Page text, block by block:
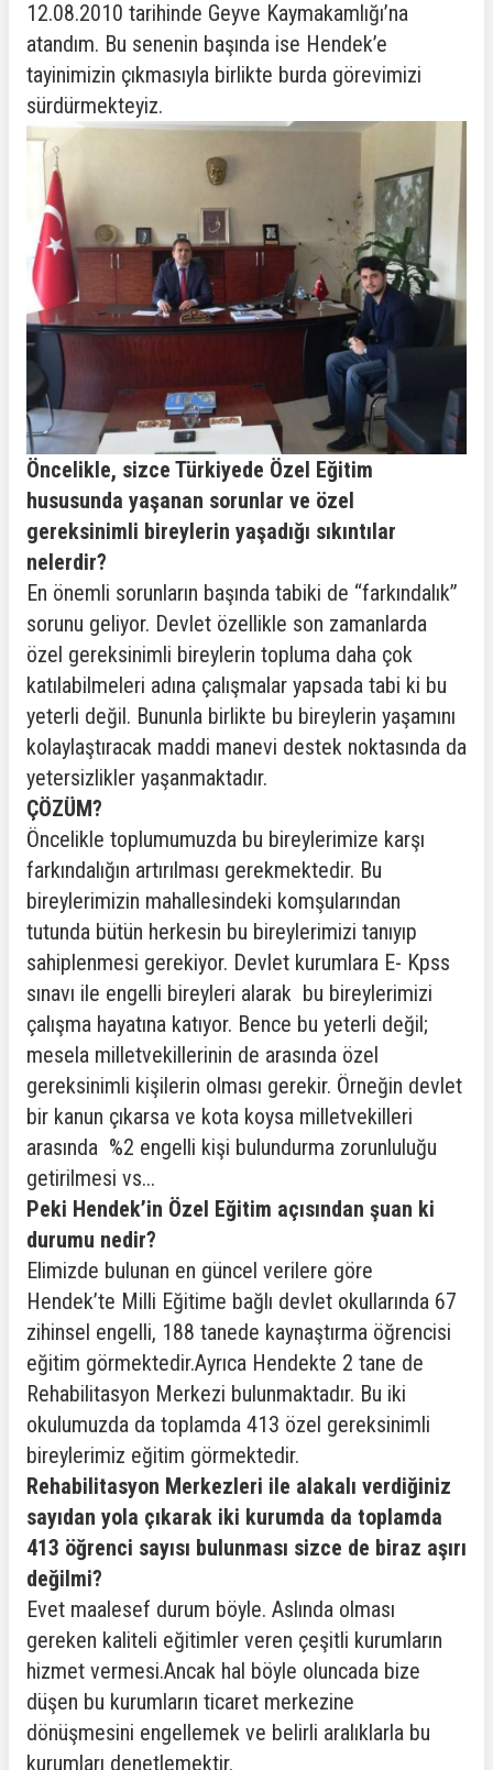
12.08.2010 tarihinde Geyve Kaymakamlığı’na
atandım. Bu senenin başında ise Hendek’e
tayinimizin çıkmasıyla birlikte burda görevimizi
sürdürmekteyiz.
Öncelikle, sizce Türkiyede Özel Eğitim
hususunda yaşanan sorunlar ve özel
gereksinimli bireylerin yaşadığı sıkıntılar
nelerdir?
En önemli sorunların başında tabiki de “farkındalık”
sorunu geliyor. Devlet özellikle son zamanlarda
özel gereksinimli bireylerin topluma daha çok
katılabilmeleri adına çalışmalar yapsada tabi ki bu
yeterli değil. Bununla birlikte bu bireylerin yaşamını
kolaylaştıracak maddi manevi destek noktasında da
yetersizlikler yaşanmaktadır.
ÇÖZÜM?
Öncelikle toplumumuzda bu bireylerimize karşı
farkındalığın artırılması gerekmektedir. Bu
bireylerimizin mahallesindeki komşularından
tutunda bütün herkesin bu bireylerimizi tanıyıp
sahiplenmesi gerekiyor. Devlet kurumlara E- Kpss
sınavı ile engelli bireyleri alarak bu bireylerimizi
çalışma hayatına katıyor. Bence bu yeterli değil;
mesela milletvekillerinin de arasında özel
gereksinimli kişilerin olması gerekir. Örneğin devlet
bir kanun çıkarsa ve kota koysa milletvekilleri
arasında %2 engelli kişi bulundurma zorunluluğu
getirilmesi vs...
Peki Hendek’in Özel Eğitim açısından şuan ki
durumu nedir?
Elimizde bulunan en güncel verilere göre
Hendek’te Milli Eğitime bağlı devlet okullarında 67
zihinsel engelli, 188 tanede kaynaştırma öğrencisi
eğitim görmektedir.Ayrıca Hendekte 2 tane de
Rehabilitasyon Merkezi bulunmaktadır. Bu iki
okulumuzda da toplamda 413 özel gereksinimli
bireylerimiz eğitim görmektedir.
Rehabilitasyon Merkezleri ile alakalı verdiğiniz
sayıdan yola çıkarak iki kurumda da toplamda
413 öğrenci sayısı bulunması sizce de biraz aşırı
değilmi?
Evet maalesef durum böyle. Aslında olması
gereken kaliteli eğitimler veren çeşitli kurumların
hizmet vermesi.Ancak hal böyle oluncada bize
düşen bu kurumların ticaret merkezine
dönüşmesini engellemek ve belirli aralıklarla bu
kurumları denetlemektir.